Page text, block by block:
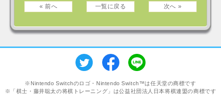
« 前へ 次へ »
一覧に戻る
※Nintendo Switchのロゴ・Nintendo Switch™は任天堂の商標です
※「棋士・藤井聡太の将棋トレーニング」は公益社団法人日本将棋連盟の商標です